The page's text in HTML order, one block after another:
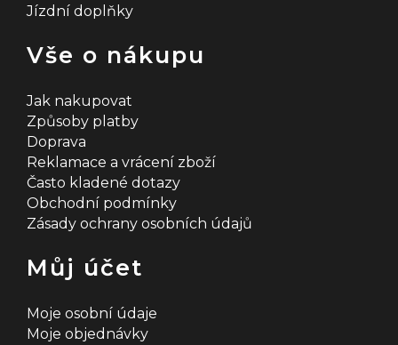
Jízdní doplňky
Vše o nákupu
Jak nakupovat
Způsoby platby
Doprava
Reklamace a vrácení zboží
Často kladené dotazy
Obchodní podmínky
Zásady ochrany osobních údajů
Můj účet
Moje osobní údaje
Moje objednávky